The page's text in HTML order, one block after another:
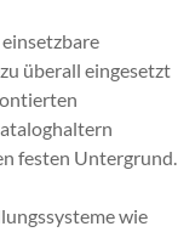
überall eingesetzt
festen Untergrund.
wie